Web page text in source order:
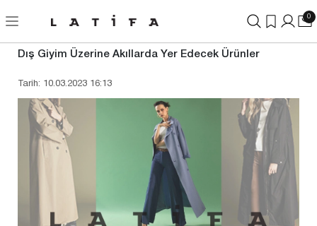
0
Dış Giyim Üzerine Akıllarda Yer Edecek Ürünler
Tarih: 10.03.2023 16:13